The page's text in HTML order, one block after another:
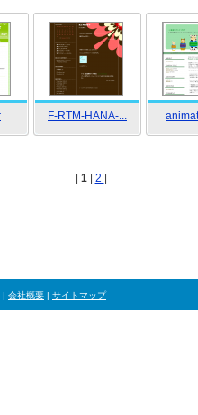
F-RTM-HANA-...
1 2
| 会社概要 | サイトマップ